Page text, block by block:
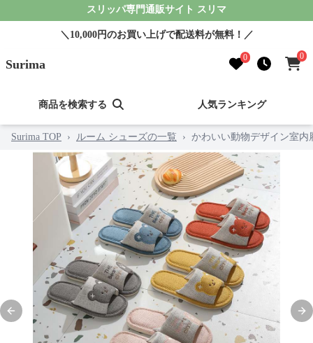
スリッパ専門通販サイト スリマ
＼10,000円のお買い上げで配送料が無料！／
Surima 0 0
商品を検索する 人気ランキング
Surima TOP › ルーム シューズの一覧 › かわいい動物デザイン室内
Previous slide